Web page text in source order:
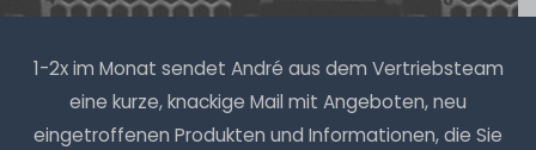
Server - 1 Jahr mit Next-Business-Day Support und 5x9
Vor-Ort-Service
1-2 Tage*
1-2x im Monat sendet André aus dem Vertriebsteam
eine kurze, knackige Mail mit Angeboten, neu
eingetroffenen Produkten und Informationen, die Sie